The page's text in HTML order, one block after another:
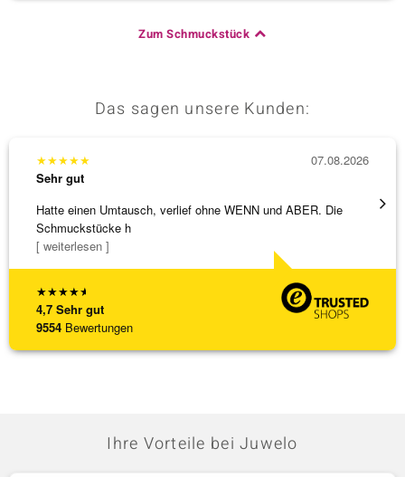
Zum Schmuckstück
Das sagen unsere Kunden:
★★★★★
4,7 Sehr gut
9554 Bewertungen
★★★★★
Sehr gut
Hatte einen Umtausch, verlief ohne WENN und ABER. Die
Schmuckstücke h
[ weiterlesen ]
07.08.2026
Eine
Ihre Vorteile bei Juwelo